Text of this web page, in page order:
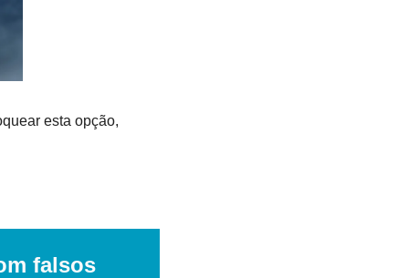
esta opção,
falsos